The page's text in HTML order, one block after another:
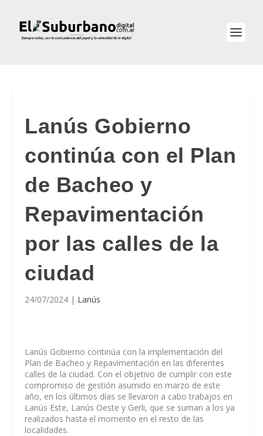
Lanús Gobierno
continúa con el Plan
de Bacheo y
Repavimentación
por las calles de la
ciudad
24/07/2024 | Lanús
Lanús Gobierno continúa con la implementación del
Plan de Bacheo y Repavimentación en las diferentes
calles de la ciudad. Con el objetivo de cumplir con este
compromiso de gestión asumido en marzo de este
año, en los últimos días se llevaron a cabo trabajos en
Lanús Este, Lanús Oeste y Gerli, que se suman a los ya
realizados hasta el momento en el resto de las
localidades.